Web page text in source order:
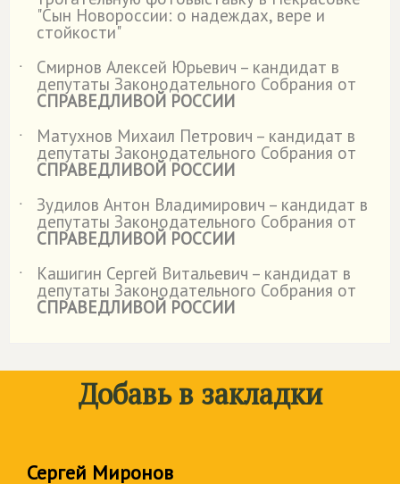
"Сын Новороссии: о надеждах, вере и
стойкости"
˙
Смирнов Алексей Юрьевич – кандидат в
депутаты Законодательного Собрания от
СПРАВЕДЛИВОЙ РОССИИ
˙
Матухнов Михаил Петрович – кандидат в
депутаты Законодательного Собрания от
СПРАВЕДЛИВОЙ РОССИИ
˙
Зудилов Антон Владимирович – кандидат в
депутаты Законодательного Собрания от
СПРАВЕДЛИВОЙ РОССИИ
˙
Кашигин Сергей Витальевич – кандидат в
депутаты Законодательного Собрания от
СПРАВЕДЛИВОЙ РОССИИ
Добавь в закладки
Сергей Миронов